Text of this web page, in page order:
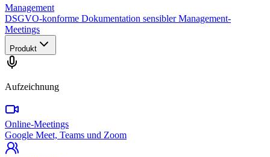
Management
DSGVO-konforme Dokumentation sensibler Management-
Meetings
Produkt
Aufzeichnung
Online-Meetings
Google Meet, Teams und Zoom